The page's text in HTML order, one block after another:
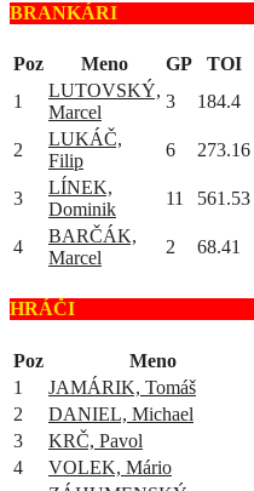
BRANKÁRI
Poz Meno GP TOI
1
LUTOVSKÝ,
Marcel
3 184.4
2
LUKÁČ,
Filip
6 273.16
3
LÍNEK,
Dominik
11 561.53
4
BARČÁK,
Marcel
2 68.41
HRÁČI
Poz Meno
1
JAMÁRIK, Tomáš
2
DANIEL, Michael
3
KRČ, Pavol
4
VOLEK, Mário